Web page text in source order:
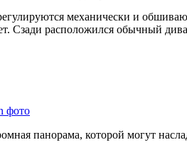
механически и
Сзади расположился обычный
фото
панорама, которой могут